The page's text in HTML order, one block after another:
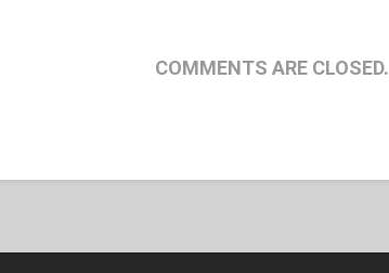
COMMENTS ARE CLOSED.